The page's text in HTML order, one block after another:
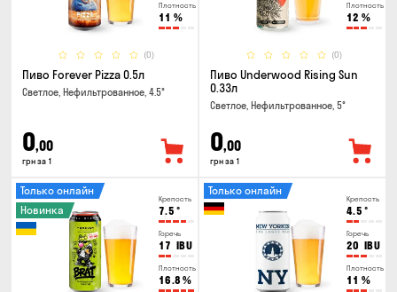
Плотность
11 %
(0)
Пиво Forever Pizza 0.5л
Светлое, Нефильтрованное, 4.5°
0,00
грн за 1
Плотность
12 %
(0)
Пиво Underwood Rising Sun
0.33л
Светлое, Нефильтрованное, 5°
0,00
грн за 1
Крепость
7.5 °
Горечь
17 IBU
Плотность
16.8 %
Только онлайн
Новинка
Крепость
4.5 °
Горечь
20 IBU
Плотность
11 %
Только онлайн